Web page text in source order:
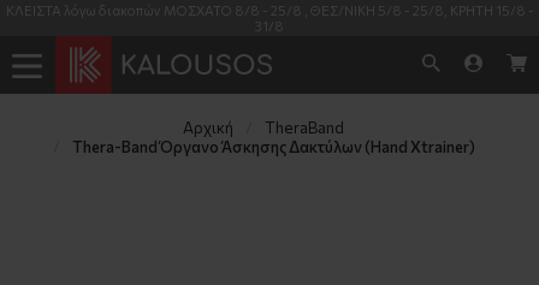
ΚΛΕΙΣΤΑ λόγω διακοπών ΜΟΣΧΑΤΟ 8/8 - 25/8 , ΘΕΣ/ΝΙΚΗ 5/8 - 25/8, ΚΡΗΤΗ 15/8 -
31/8
Αρχική
TheraΒand
Thera-Band Όργανο Άσκησης Δακτύλων (Hand Xtrainer)